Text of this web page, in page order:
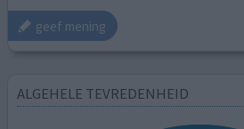
geef mening
ALGEHELE TEVREDENHEID